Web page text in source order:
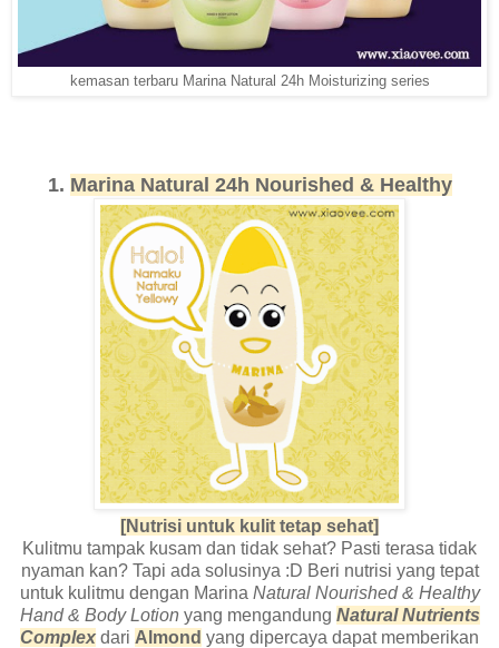
kemasan terbaru Marina Natural 24h Moisturizing series
1. Marina Natural 24h Nourished & Healthy
[Nutrisi untuk kulit tetap sehat]
Kulitmu tampak kusam dan tidak sehat? Pasti terasa tidak
nyaman kan? Tapi ada solusinya :D Beri nutrisi yang tepat
untuk kulitmu dengan Marina Natural Nourished & Healthy
Hand & Body Lotion yang mengandung Natural Nutrients
Complex dari Almond yang dipercaya dapat memberikan